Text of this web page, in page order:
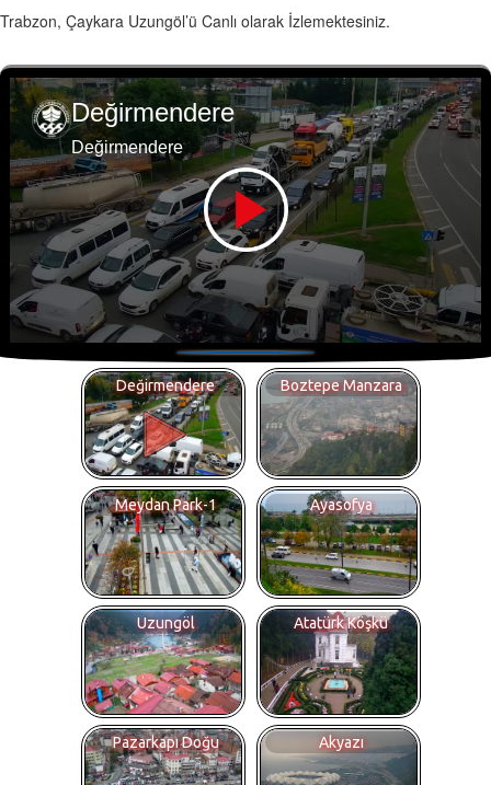
Trabzon, Çaykara Uzungöl’ü Canlı olarak İzlemektesiniz.
Değirmendere
Değirmendere
Sonraki
Boztepe Manzara
Değirmendere Boztepe Manzara
Meydan Park-1 Ayasofya
Uzungöl Atatürk Köşkü
Pazarkapı Doğu Akyazı